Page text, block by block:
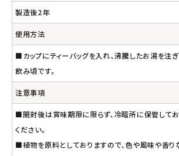
製造後2年
使用方法
■カップにティーバッグを入れ、沸騰したお湯を注
飲み頃です。
注意事項
■開封後は賞味期限に限らず、冷暗所に保管して
ください。
■植物を原料としておりますので、色や風味や香